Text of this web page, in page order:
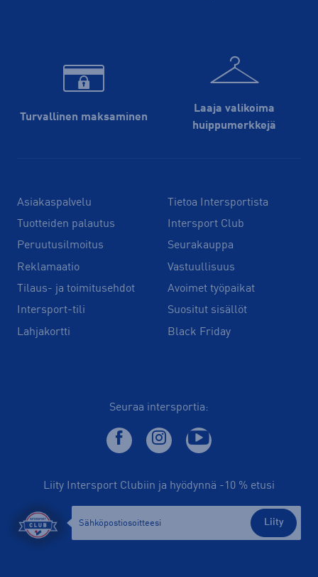
Turvallinen maksaminen
Laaja valikoima
huippu­merkkejä
Asiakaspalvelu
Tuotteiden palautus
Peruutusilmoitus
Reklamaatio
Tilaus- ja toimitusehdot
Intersport-tili
Lahjakortti
Tietoa Intersportista
Intersport Club
Seurakauppa
Vastuullisuus
Avoimet työpaikat
Suositut sisällöt
Black Friday
Seuraa intersportia:
Liity Intersport Clubiin ja hyödynnä -10 % etusi
Liity